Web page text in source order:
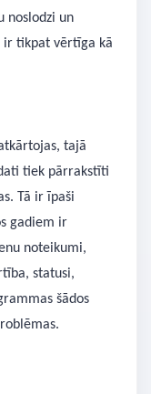
noslodzi un
ir tikpat vērtīga kā
tajā
tiek pārrakstīti
Tā ir īpaši
gadiem ir
noteikumi,
statusi,
šādos